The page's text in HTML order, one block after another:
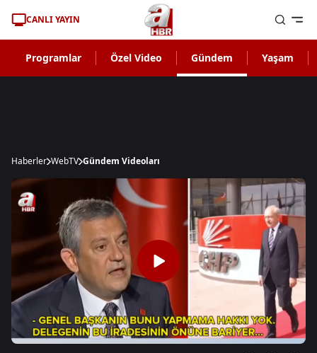
CANLI YAYIN
Programlar Özel Video Gündem Yaşam
Haberler WebTV Gündem Videoları